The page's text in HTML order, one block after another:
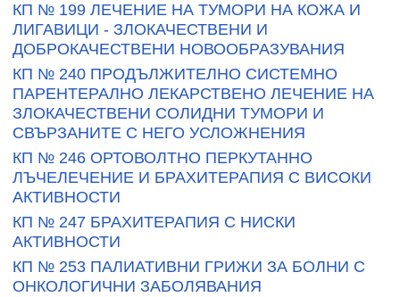
КП № 199 ЛЕЧЕНИЕ НА ТУМОРИ НА КОЖА И
ЛИГАВИЦИ - ЗЛОКАЧЕСТВЕНИ И
ДОБРОКАЧЕСТВЕНИ НОВООБРАЗУВАНИЯ
КП № 240 ПРОДЪЛЖИТЕЛНО СИСТЕМНО
ПАРЕНТЕРАЛНО ЛЕКАРСТВЕНО ЛЕЧЕНИЕ НА
ЗЛОКАЧЕСТВЕНИ СОЛИДНИ ТУМОРИ И
СВЪРЗАНИТЕ С НЕГО УСЛОЖНЕНИЯ
КП № 246 ОРТОВОЛТНО ПЕРКУТАННО
ЛЪЧЕЛЕЧЕНИЕ И БРАХИТЕРАПИЯ С ВИСОКИ
АКТИВНОСТИ
КП № 247 БРАХИТЕРАПИЯ С НИСКИ
АКТИВНОСТИ
КП № 253 ПАЛИАТИВНИ ГРИЖИ ЗА БОЛНИ С
ОНКОЛОГИЧНИ ЗАБОЛЯВАНИЯ